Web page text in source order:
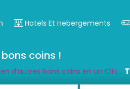
Hotels Et Hebergements
coins !
d’autres bons coins en un Clic...